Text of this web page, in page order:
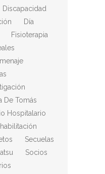
Discapacidad
Día
Fisioterapia
De Tomás
Hospitalario
Secuelas
Socios